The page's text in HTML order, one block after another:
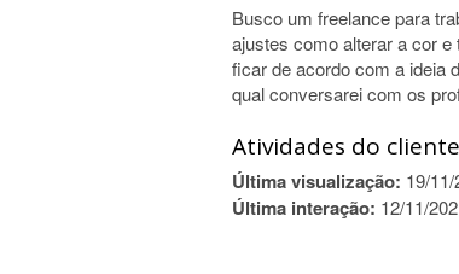
Busco um freelance para
ajustes como alterar a cor
ficar de acordo com a ideia
qual conversarei com os
Atividades do
Última visualização: 19/
Última interação: 12/11/